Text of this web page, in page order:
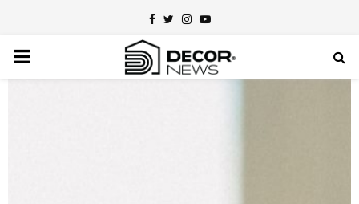
Facebook
TwitterInstagram
Youtube
PRIMARY